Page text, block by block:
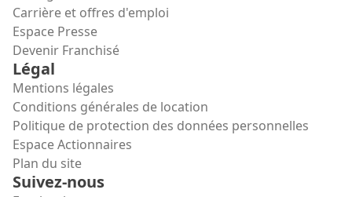
Carrière et offres d'emploi
Espace Presse
Devenir Franchisé
Légal
Mentions légales
Conditions générales de location
Politique de protection des données personnelles
Espace Actionnaires
Plan du site
Suivez-nous